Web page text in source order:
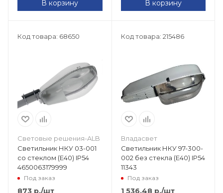
В корзину В корзину
Код товара: 68650
Световые решения-ALB
Светильник НКУ 03-001
со стеклом (Е40) IP54
4650063179999
Под заказ
873 р./шт
Код товара: 215486
Владасвет
Светильник НКУ 97-300-
002 без стекла (Е40) IP54
11343
Под заказ
1 536.48р./шт